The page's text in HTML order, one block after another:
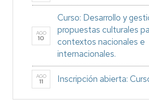
AGO
10
Curso: Desarrollo y
propuestas culturales
contextos nacionales e
internacionales.
AGO
11 Inscripción abierta: